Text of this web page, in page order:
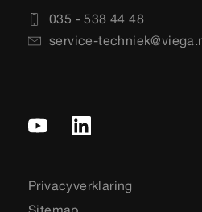
035 - 538 44 48
service-
Privacyverklaring